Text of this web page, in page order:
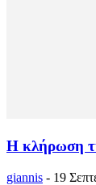
Η κλήρωση
giannis - 19